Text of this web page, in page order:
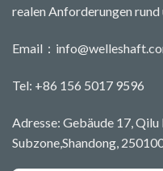
realen Anforderungen rund
Email：
Tel: +86 156 5017 9596
Adresse: Gebäude 17, Qilu
Subzone,Shandong,